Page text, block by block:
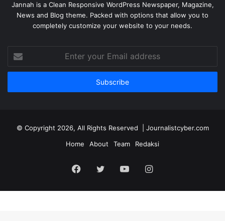
Jannah is a Clean Responsive WordPress Newspaper, Magazine,
News and Blog theme. Packed with options that allow you to
completely customize your website to your needs.
your
Email
© Copyright 2026, All Rights Reserved | Journalistcyber.com
Home
About Team Redaksi
Facebook
TwitterYouTubeInstagram